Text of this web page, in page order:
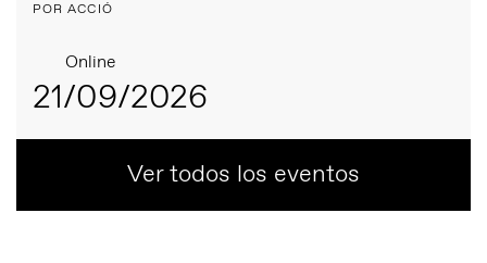
POR ACCIÓ
Online
21/09/2026
Ver todos los eventos